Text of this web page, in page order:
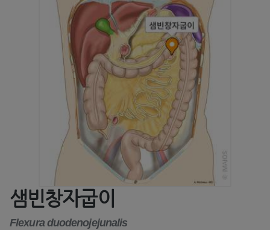
샘빈창자굽이
Flexura duodenojejunalis